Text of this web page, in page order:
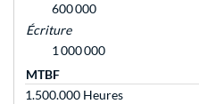
600 000
Écriture
1 000 000
MTBF
1.500.000 Heures